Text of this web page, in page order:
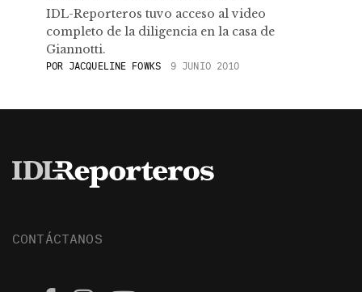
IDL-Reporteros tuvo acceso al video
completo de la diligencia en la casa de
Giannotti.
PORJACQUELINE FOWKS 9 JUNIO 2010
CONTÁCTANOS